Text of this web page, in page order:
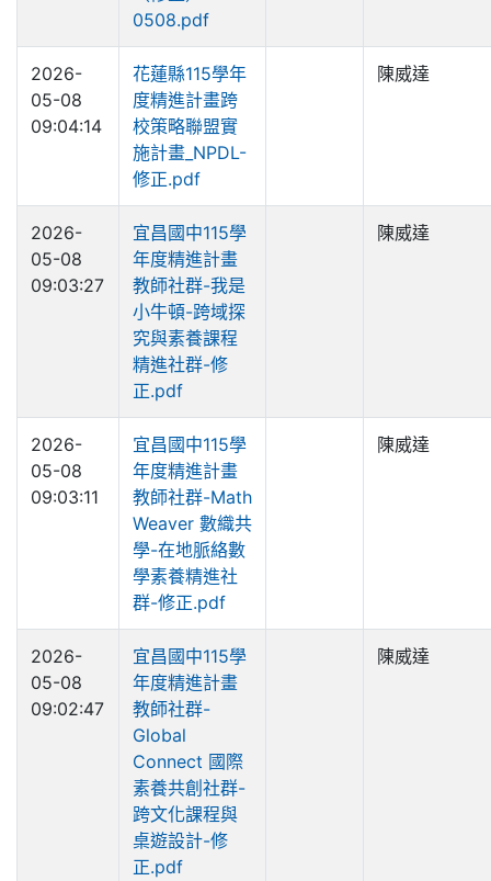
0508.pdf
2026-
05-08
09:04:14
花蓮縣115學年
度精進計畫跨
校策略聯盟實
施計畫_NPDL-
修正.pdf
陳威達
2026-
05-08
09:03:27
宜昌國中115學
年度精進計畫
教師社群-我是
小牛頓-跨域探
究與素養課程
精進社群-修
正.pdf
陳威達
2026-
05-08
09:03:11
宜昌國中115學
年度精進計畫
教師社群-Math
Weaver 數織共
學-在地脈絡數
學素養精進社
群-修正.pdf
陳威達
2026-
05-08
09:02:47
宜昌國中115學
年度精進計畫
教師社群-
Global
Connect 國際
素養共創社群-
跨文化課程與
桌遊設計-修
正.pdf
陳威達